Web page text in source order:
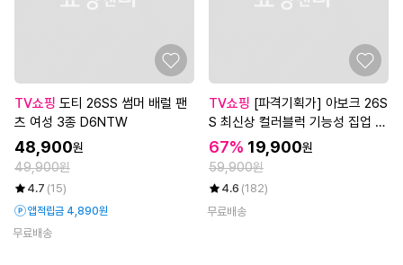
TV쇼핑
츠 여성 3종 D6NTW
48,900원
49,900원
4.7 (15)
앱적립금 4,890원
무료배송
TV쇼핑
S 최신상 컬러블럭 기능성 집업 자
켓 3종, 남녀공용
67% 19,900원
59,900원
4.6 (182)
무료배송